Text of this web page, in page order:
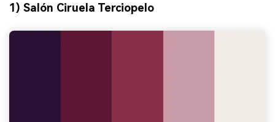
1) Salón Ciruela Terciopelo